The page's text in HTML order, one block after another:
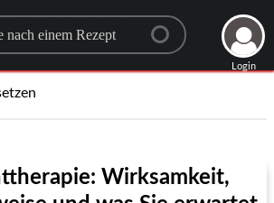
for a recipe
Login
Wirksamkeit,